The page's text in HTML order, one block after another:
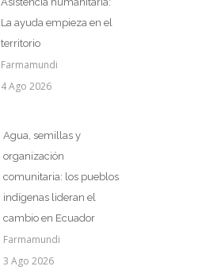
La ayuda empieza en el
territorio
Farmamundi
4 Ago 2026
Agua, semillas y
organización
comunitaria: los pueblos
indígenas lideran el
cambio en Ecuador
Farmamundi
3 Ago 2026